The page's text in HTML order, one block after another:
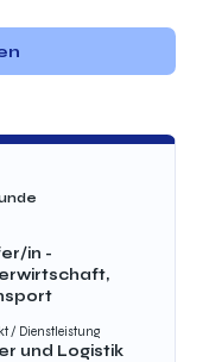
in -
/ Dienstleistung
und Logistik